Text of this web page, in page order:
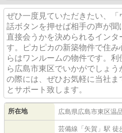
ぜひ一度見ていただきたい、
話ボタンを押せば相手の声が
直接会うかを決められるインタ
す。ピカピカの新築物件で住
らはワンルームの物件です。
ら広島市東区でいかがでしょ
の際には、ぜひお気軽に当社ま
とサポート致します。
所在地 広島県広島市東区温
芸備線 「矢賀 」駅 徒